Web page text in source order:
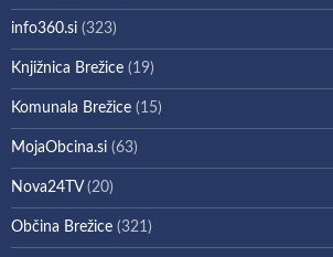
info360.si (323)
Knjižnica Brežice (19)
Komunala Brežice (15)
MojaObcina.si (63)
Nova24TV(20)
Občina Brežice (321)